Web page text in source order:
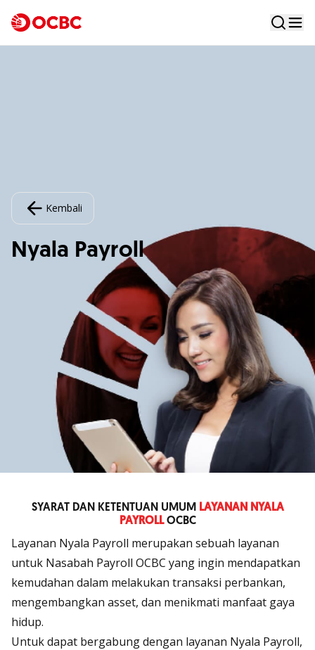
Kembali
Nyala Payroll
SYARAT DAN KETENTUAN UMUM LAYANAN NYALA
PAYROLLOCBC
Layanan Nyala Payroll merupakan sebuah layanan
untuk Nasabah Payroll OCBC yang ingin mendapatkan
kemudahan dalam melakukan transaksi perbankan,
mengembangkan asset, dan menikmati manfaat gaya
hidup.
Untuk dapat bergabung dengan layanan Nyala Payroll,